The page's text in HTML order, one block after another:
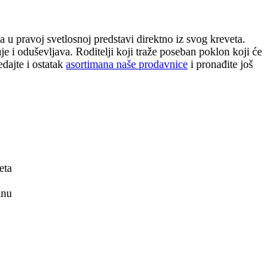
u pravoj svetlosnoj predstavi direktno iz svog kreveta.
i oduševljava. Roditelji koji traže poseban poklon koji će
i ostatak asortimana naše prodavnice i pronađite još